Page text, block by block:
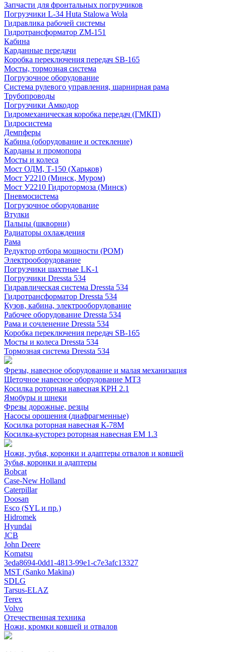
Запчасти для фронтальных погрузчиков
Погрузчики L-34 Huta Stalowa Wola
Гидравлика рабочей системы
Гидротрансформатор ZM-151
Кабина
Карданные передачи
Коробка переключения передач SB-165
Мосты, тормозная система
Погрузочное оборудование
Система рулевого управления, шарнирная рама
Трубопроводы
Погрузчики Амкодор
Гидромеханическая коробка передач (ГМКП)
Гидросистема
Демпферы
Кабина (оборудование и остекление)
Карданы и промопора
Мосты и колеса
Мост ОДМ, Т-150 (Харьков)
Мост У2210 (Минск, Муром)
Мост У2210 Гидротормоза (Минск)
Пневмосистема
Погрузочное оборудование
Втулки
Пальцы (шкворни)
Радиаторы охлаждения
Рама
Редуктор отбора мощности (РОМ)
Электрооборудование
Погрузчики шахтные LK-1
Погрузчики Dressta 534
Гидравлическая система Dressta 534
Гидротрансформатор Dressta 534
Кузов, кабина, электрооборудование
Рабочее оборудование Dressta 534
Рама и сочленение Dressta 534
Коробка переключения передач SB-165
Мосты и колеса Dressta 534
Тормозная система Dressta 534
Фрезы, навесное оборудование и малая механизация
Щеточное навесное оборудование МТЗ
Косилка роторная навесная КРН 2.1
Ямобуры и шнеки
Фрезы дорожные, резцы
Насосы орошения (диафрагменные)
Косилка роторная навесная К-78М
Косилка-кусторез роторная навесная ЕМ 1.3
Ножи, зубья, коронки и адаптеры отвалов и ковшей
Зубья, коронки и адаптеры
Bobcat
Case-New Holland
Caterpillar
Doosan
Esco (SYL и пр.)
Hidromek
Hyundai
JCB
John Deere
Komatsu
3eda8694-0dd1-4813-99e1-c7e3afc13327
MST (Sanko Makina)
SDLG
Tarsus-ELAZ
Terex
Volvo
Отечественная техника
Ножи, кромки ковшей и отвалов